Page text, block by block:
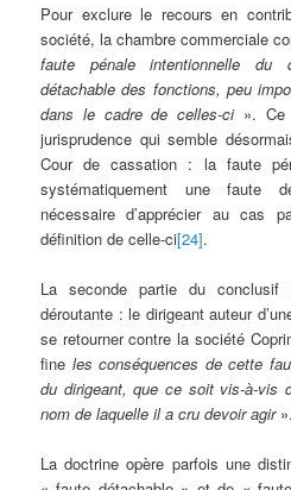
Pour exclure le recours en
société, la chambre commerciale
faute pénale intentionnelle du
détachable des fonctions, peu
dans le cadre de celles-ci». Ce
jurisprudence qui semble
Cour de cassation : la faute
systématiquement une faute
nécessaire d’apprécier au
définition de celle-ci[24].
La seconde partie du
déroutante : le dirigeant auteur
se retourner contre la société
fine les conséquences de cette
du dirigeant, que ce soit vis-à-vis
nom de laquelle il a cru devoir agir».
La doctrine opère parfois une